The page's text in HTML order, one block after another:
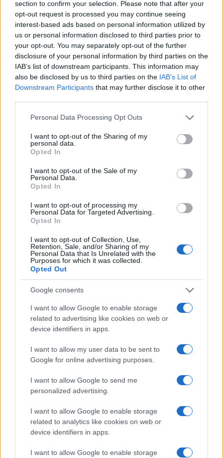
section to confirm your selection. Please note that after your
opt-out request is processed you may continue seeing
interest-based ads based on personal information utilized by
us or personal information disclosed to third parties prior to
your opt-out. You may separately opt-out of the further
disclosure of your personal information by third parties on the
IAB’s list of downstream participants. This information may
also be disclosed by us to third parties on the IAB’s List of
Downstream Participants that may further disclose it to other
Please note that this website/app uses one or more Google
not limited to your visit or usage behaviour. You may click to
grant or deny consent to Google and its third-party tags to
use your data for below specified purposes in below Google
consent section.
Personal Data Processing Opt Outs
I want to opt-out of the Sharing of my
personal data.
Opted In
I want to opt-out of the Sale of my
Personal Data.
Opted In
I want to opt-out of processing my
Personal Data for Targeted Advertising.
Opted In
I want to opt-out of Collection, Use,
Retention, Sale, and/or Sharing of my
Personal Data that Is Unrelated with the
Purposes for which it was collected.
Opted Out
Google consents
I want to allow Google to enable storage
related to advertising like cookies on web or
device identifiers in apps.
I want to allow my user data to be sent to
Google for online advertising purposes.
I want to allow Google to send me
personalized advertising.
I want to allow Google to enable storage
related to analytics like cookies on web or
device identifiers in apps.
I want to allow Google to enable storage
imprese turistiche. Questo bando rappresenta
un’ulteriore opportunità per le PMI del settore
turistico di accedere a risorse finanziarie per
migliorare la competitività, la digitalizzazione e la
sostenibilità delle proprie strutture.
Ilaria Galli
Ilaria Galli ha firmato il desk che ha svelato un
caso amministrativo triestino dopo accessi agli
di rigore documentale. Editor di redazione, ha
un tratto unico: colleziona verbali storici del
Porto Vecchio.
Continua a leggere